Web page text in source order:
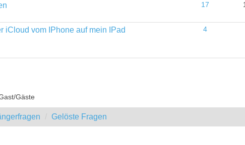
17
iCloud vom IPhone auf mein IPad
4
Gäste
Gelöste Fragen